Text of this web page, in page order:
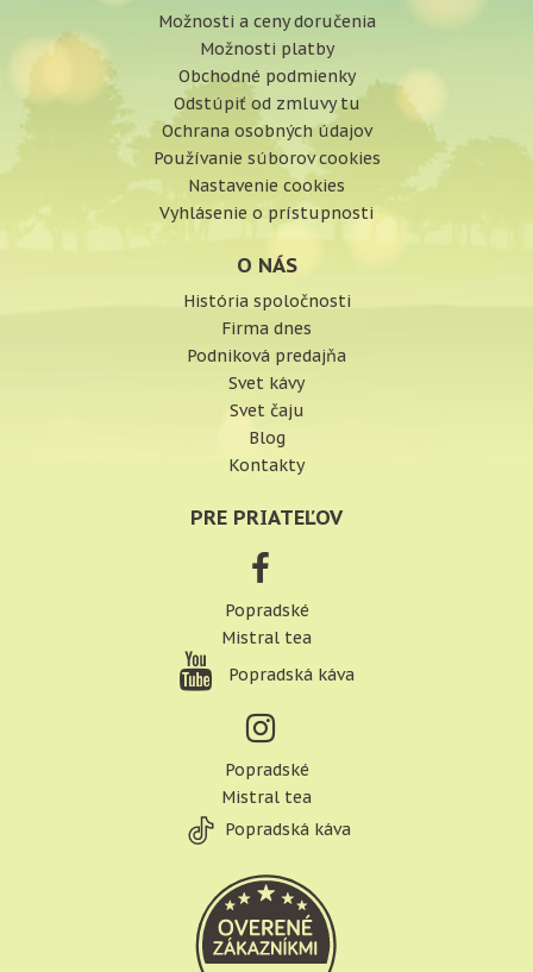
Možnosti a ceny doručenia
Možnosti platby
Obchodné podmienky
Odstúpiť od zmluvy tu
Ochrana osobných údajov
Používanie súborov cookies
Nastavenie cookies
Vyhlásenie o prístupnosti
O NÁS
História spoločnosti
Firma dnes
Podniková predajňa
Svet kávy
Svet čaju
Blog
Kontakty
PRE PRIATEĽOV
Popradské
Mistral tea
Popradská káva
Popradské
Mistral tea
Popradská káva